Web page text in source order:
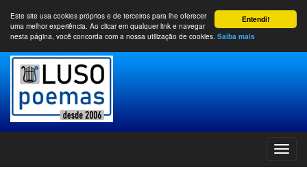
Entendi!
Este site usa cookies próprios e de terceiros para lhe oferecer
uma melhor experiência. Ao clicar em qualquer link e navegar
nesta página, você concorda com a nossa utilização de cookies. Saiba mais